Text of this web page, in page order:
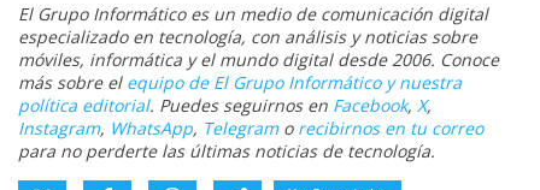
El Grupo Informático es un medio de comunicación digital
especializado en tecnología, con análisis y noticias sobre
móviles, informática y el mundo digital desde 2006. Conoce
más sobre el equipo de El Grupo Informático y nuestra
política editorial. Puedes seguirnos en Facebook, X,
Instagram, WhatsApp, Telegramo recibirnos en tu correo
para no perderte las últimas noticias de tecnología.